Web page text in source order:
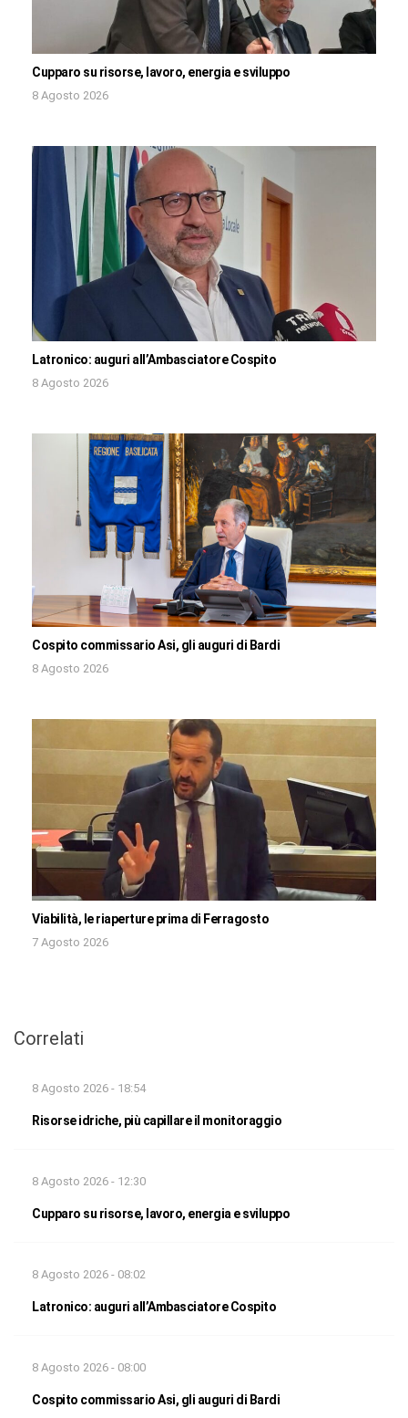
Cupparo su risorse, lavoro, energia e sviluppo
8 Agosto 2026
Latronico: auguri all’Ambasciatore Cospito
8 Agosto 2026
Cospito commissario Asi, gli auguri di Bardi
8 Agosto 2026
Viabilità, le riaperture prima di Ferragosto
7 Agosto 2026
Correlati
8 Agosto 2026 - 18:54
Risorse idriche, più capillare il monitoraggio
8 Agosto 2026 - 12:30
Cupparo su risorse, lavoro, energia e sviluppo
8 Agosto 2026 - 08:02
Latronico: auguri all’Ambasciatore Cospito
8 Agosto 2026 - 08:00
Cospito commissario Asi, gli auguri di Bardi